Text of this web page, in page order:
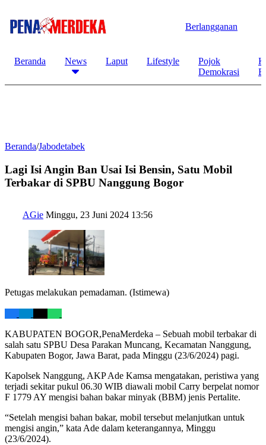
Berlangganan
Beranda News Laput Lifestyle
Pojok
Demokrasi
Beranda/Jabodetabek
Lagi Isi Angin Ban Usai Isi Bensin, Satu Mobil
Terbakar di SPBU Nanggung Bogor
AGie Minggu, 23 Juni 2024 13:56
Petugas melakukan pemadaman. (Istimewa)
KABUPATEN BOGOR,PenaMerdeka – Sebuah mobil terbakar di
salah satu SPBU Desa Parakan Muncang, Kecamatan Nanggung,
Kabupaten Bogor, Jawa Barat, pada Minggu (23/6/2024) pagi.
Kapolsek Nanggung, AKP Ade Kamsa mengatakan, peristiwa yang
terjadi sekitar pukul 06.30 WIB diawali mobil Carry berpelat nomor
F 1779 AY mengisi bahan bakar minyak (BBM) jenis Pertalite.
“Setelah mengisi bahan bakar, mobil tersebut melanjutkan untuk
mengisi angin,” kata Ade dalam keterangannya, Minggu
(23/6/2024).